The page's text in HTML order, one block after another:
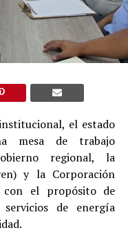
el estado
mesa de trabajo
regional, la
y la Corporación
con el propósito de
de energía